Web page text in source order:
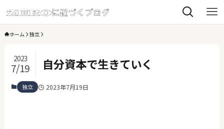
ホーム 独立
自分資本で生きていく
2023
7/19
独立 2023年7月19日